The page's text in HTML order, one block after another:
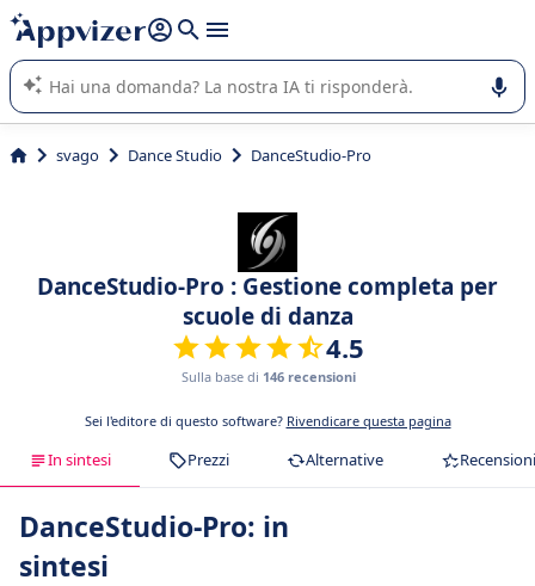
righe con
shift + enter
L'IA di Appvizer vi guida nell'utilizzo o nella scelta di un
software SaaS per la vostra azienda.
svago Dance Studio DanceStudio-Pro
DanceStudio-Pro : Gestione completa per
scuole di danza
4.5
Sulla base di 146 recensioni
Sei l'editore di questo software? Rivendicare questa pagina
In sintesi Prezzi Alternative Recensioni
DanceStudio-Pro: in
sintesi